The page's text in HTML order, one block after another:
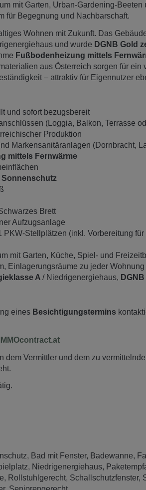
mit Garten, Urban-Gardening-Beeten
für Begegnung und Nachbarschaft.
Wohnen mit Zukunft. Das
und wurde DGNB Gold
Fußbodenheizung mittels
aus Österreich sorgen für ein
– attraktiv für Eigennutzer
und sofort bezugsbereit
(Loggia, Balkon, Terrasse
Produktion
Markensanitäranlagen (Dornbracht,
mittels Fernwärme
Brett
Aufzugsanlage
PKW-Stellplätzen (inkl. Vorbereitung
mit Garten, Küche, Spiel- und
Einlagerungsräume zu jeder Wohnung
A / Niedrigenergiehaus,
eines Besichtigungstermins
dem Vermittler und dem zu
Bad mit Fenster Badewanne
Niedrigenergiehaus
Rollstuhlgerecht Schallschutzfenster